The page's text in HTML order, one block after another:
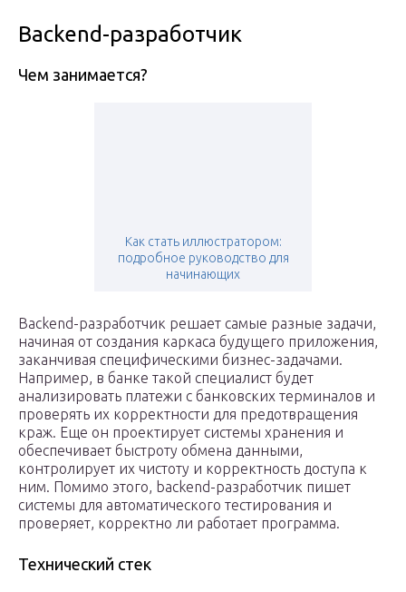
Backend-разработчик
Чем занимается?
Как стать иллюстратором:
подробное руководство для
начинающих
Backend-разработчик решает самые разные задачи,
начиная от создания каркаса будущего приложения,
заканчивая специфическими бизнес-задачами.
Например, в банке такой специалист будет
анализировать платежи с банковских терминалов и
проверять их корректности для предотвращения
краж. Еще он проектирует системы хранения и
обеспечивает быстроту обмена данными,
контролирует их чистоту и корректность доступа к
ним. Помимо этого, backend-разработчик пишет
системы для автоматического тестирования и
проверяет, корректно ли работает программа.
Технический стек